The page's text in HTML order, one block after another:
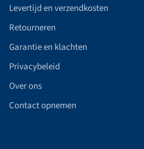
Levertijd en verzendkosten
Retourneren
Garantie en klachten
Privacybeleid
Over ons
Contact opnemen